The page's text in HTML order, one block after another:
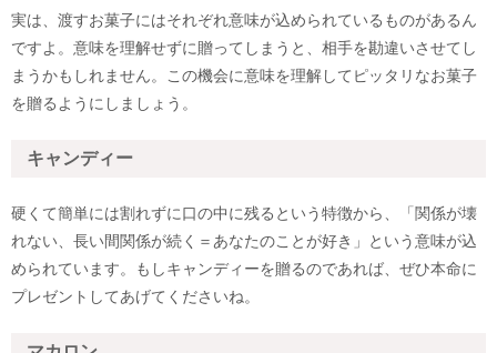
実は、渡すお菓子にはそれぞれ意味が込められているものがあるん
ですよ。意味を理解せずに贈ってしまうと、相手を勘違いさせてし
まうかもしれません。この機会に意味を理解してピッタリなお菓子
を贈るようにしましょう。
キャンディー
硬くて簡単には割れずに口の中に残るという特徴から、「関係が壊
れない、長い間関係が続く＝あなたのことが好き」という意味が込
められています。もしキャンディーを贈るのであれば、ぜひ本命に
プレゼントしてあげてくださいね。